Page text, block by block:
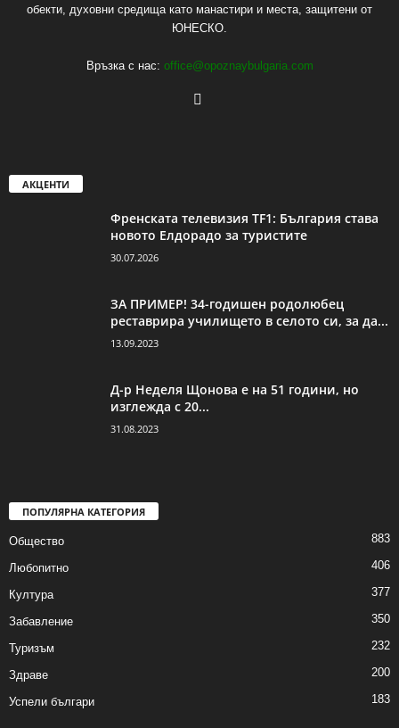
обекти, духовни средища като манастири и места, защитени от
ЮНЕСКО.
Връзка с нас: office@opoznaybulgaria.com
АКЦЕНТИ
Френската телевизия TF1: България става
новото Елдорадо за туристите
30.07.2026
ЗА ПРИМЕР! 34-годишен родолюбец
реставрира училището в селото си, за да...
13.09.2023
Д-р Неделя Щонова е на 51 години, но
изглежда с 20...
31.08.2023
ПОПУЛЯРНА КАТЕГОРИЯ
Общество 883
Любопитно 406
Култура 377
Забавление 350
Туризъм 232
Здраве 200
Успели българи 183